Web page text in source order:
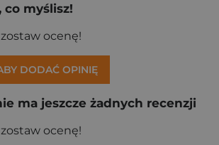
co myślisz!
ocenę!
DODAĆ OPINIĘ
ma jeszcze żadnych recenzji
ocenę!